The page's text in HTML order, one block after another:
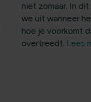
niet zomaar. In
we uit wanneer
hoe je voorkomt
overtreedt. Lees